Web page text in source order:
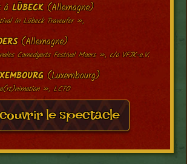
àLÜBECK(Allemagne)
in Lübeck Traveufer »,
(Allemagne)
Comedyarts Festival Moers », c/o VFJK-e.V.
(Luxembourg)
», LCTO
le spectacle